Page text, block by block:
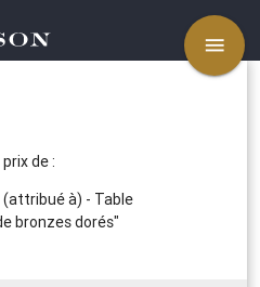
menu
de :
(attribué à) - Table
bronzes dorés"